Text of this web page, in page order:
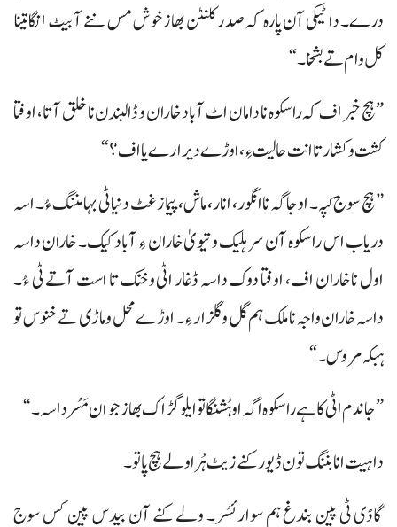
درے۔ دا ٹیکی آن پارہ کہ صدر کلنٹن بھاز خوش مس ننے آ بیٹ انگا تینا
کل وام تے بشخا۔“
”ہچ خبر اف کہ راسکوہ نا دامان اٹ آباد خاران و ڈالبندن نا خلق آتا، اوفتا
کشت وکشار تا انت حالیت ءِ، اوڑے دیر ارے یا اف؟“
”ہچ سوج کپہ۔ اوجاگہ نا انگور، انار، ماش، پیماز غٹ دنیا ٹی بہا مننگ ءُ۔ اسہ
دریاب اس راسکوہ آن سر ہلیک و تیویٰ خاران ءِ آباد کیک۔ خاران داسہ
اول نا خاران اف، اوفتا دوک داسہ ڈغار اٹی وخنک تا است آتے ٹی ءُ۔
داسہ خاران واجہ نا ملک ہم گل و گلزار ءِ۔ اوڑے محل و ماڑی تے خنوس تو
ہبکہ مروس۔“
”جاندم اٹی کاہے راسکوہ اگہ او ہُشنگا تو ایلو گڑاک بھاز جوان مَسُر داسہ۔“
داہیت انا بننگ تون ڈیور کنے زیٹ ہُرا ولے ہچ پاتو۔
گاڈی ٹی پین بندغ ہم سوار ئسُر۔ ولے کنے آن بیدس پین کس سوج